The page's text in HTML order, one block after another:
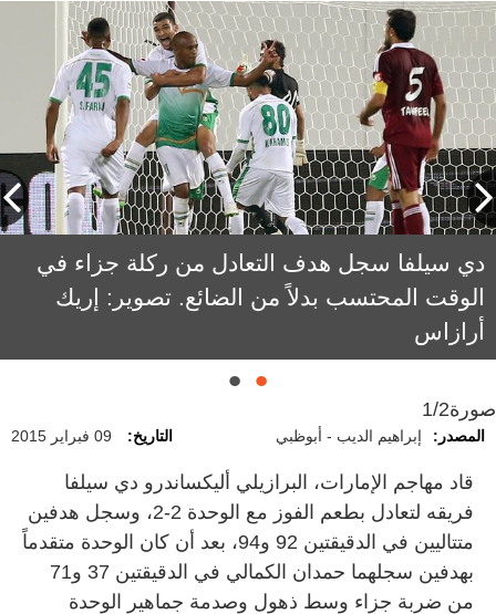
دي سيلفا سجل هدف التعادل من ركلة جزاء في
الوقت المحتسب بدلاً من الضائع. تصوير: إريك
أرازاس
صورة1/2
المصدر: إبراهيم الديب - أبوظبي التاريخ: 09 فبراير 2015
قاد مهاجم الإمارات، البرازيلي أليكساندرو دي سيلفا
فريقه لتعادل بطعم الفوز مع الوحدة 2-2، وسجل هدفين
متتاليين في الدقيقتين 92 و94، بعد أن كان الوحدة متقدماً
بهدفين سجلهما حمدان الكمالي في الدقيقتين 37 و71
من ضربة جزاء وسط ذهول وصدمة جماهير الوحدة